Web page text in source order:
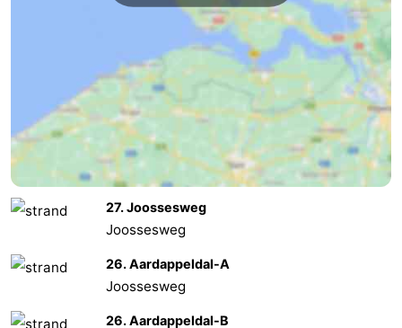
Cadzand
Natuur
Het
Weer
Contact 27. Joossesweg
Joossesweg
26. Aardappeldal-A
Joossesweg
26. Aardappeldal-B